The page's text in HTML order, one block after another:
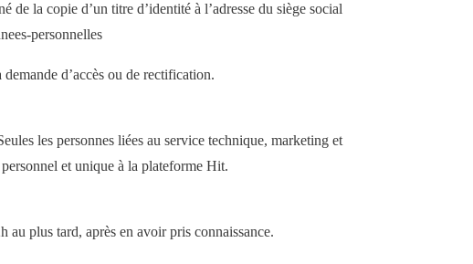
de la copie d’un titre d’identité à l’adresse du siège social
personnelles
d’accès ou de rectification.
les personnes liées au service technique, marketing et
et unique à la plateforme Hit.
plus tard, après en avoir pris connaissance.